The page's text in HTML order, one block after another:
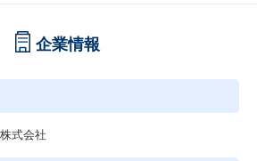
企業情報
式会社